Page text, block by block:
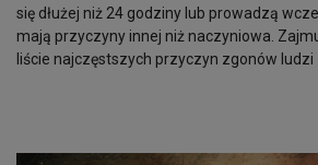
się dłużej niż 24 godziny lub prowadzą
mają przyczyny innej niż naczyniowa.
liście najczęstszych przyczyn zgonów ludzi